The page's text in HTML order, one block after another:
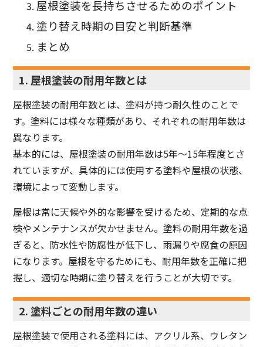
屋根塗装を長持ちさせるためのポイント
塗り替え時期の目安と判断基準
まとめ
1. 屋根塗装の耐用年数とは
屋根塗装の耐用年数とは、塗料が持つ耐久性のことで
す。塗料には様々な種類があり、それぞれの耐用年数は
異なります。
基本的には、屋根塗装の耐用年数は5年〜15年程度とさ
れていますが、具体的には使用する塗料や屋根の状態、
環境によって変動します。
屋根は常に天候や外的な影響を受けるため、定期的な点
検やメンテナンスが欠かせません。塗料の耐用年数を過
ぎると、防水性や防腐性が低下し、雨漏りや腐食の原因
になります。屋根を守るためにも、耐用年数を正確に把
握し、適切な時期に塗り替えを行うことが大切です。
2. 塗料ごとの耐用年数の違い
屋根塗装で使用される塗料には、アクリル系、ウレタン